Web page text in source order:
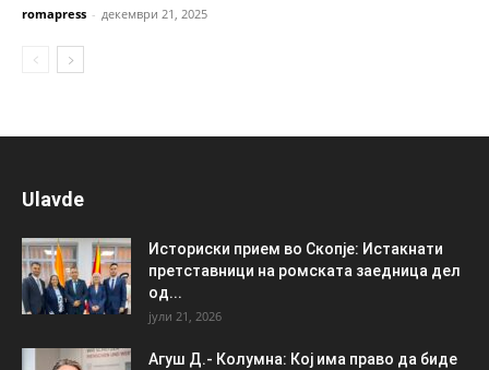
romapress - декември 21, 2025
Ulavde
Историски прием во Скопје: Истакнати
претставници на ромската заедница дел
од...
јули 21, 2026
Агуш Д.- Колумна: Кој има право да биде